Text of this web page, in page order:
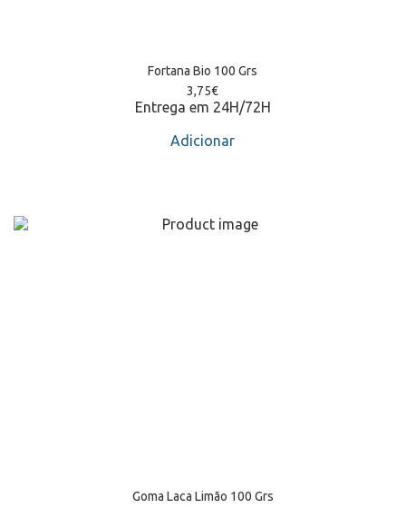
Fortana Bio 100 Grs
3,75€
Entrega em 24H/72H
Adicionar
Goma Laca Limão 100 Grs